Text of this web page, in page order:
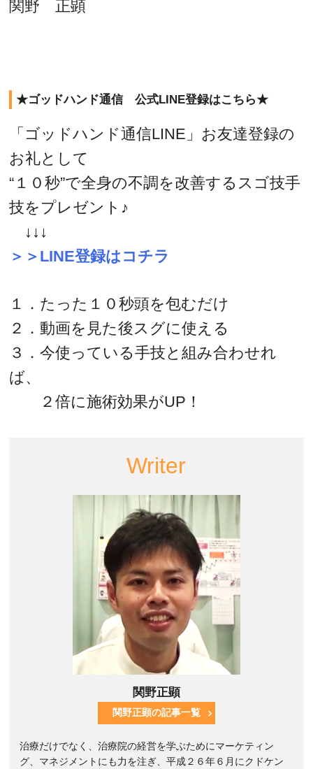
関野 正顕
★ゴッドハンド通信 公式LINE登録はこちら★
「ゴッドハンド通信LINE」お友達登録の
お礼として
“１０秒”で全身の不調を改善するスゴ技手
技をプレゼント♪
↓↓↓
＞＞LINE登録はコチラ
１．たった１０秒頭を包むだけ
２．動画を見た後スグに使える
３．今使っている手技と組み合わせれ
ば、
２倍に施術効果がUP！
Writer
関野正顕
関野正顕の記事一覧
治療だけでなく、治療院の経営を学ぶためにマーケティン
グ、マネジメントにも力を注ぎ、平成２６年６月にクドケン